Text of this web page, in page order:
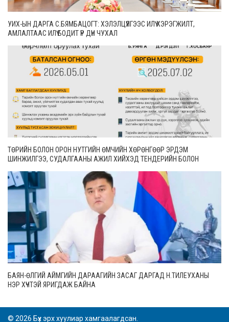
УИХ-ЫН ДАРГА С.БЯМБАЦОГТ: ХЭЛЭЛЦҮҮЛГЭЭС ИЛҮҮ ХЭРЭГЖИЛТ,
АМЛАЛТААС ИЛҮҮ БОДИТ ҮР ДҮН ЧУХАЛ
ТӨРИЙН БОЛОН ОРОН НУТГИЙН ӨМЧИЙН ХӨРӨНГӨӨР ЭРДЭМ
ШИНЖИЛГЭЭ, СУДАЛГААНЫ АЖИЛ ХИЙХЭД ТЕНДЕРИЙН БОЛОН
БАЯН-ӨЛГИЙ АЙМГИЙН ДАРААГИЙН ЗАСАГ ДАРГАД Н.ТИЛЕУХАНЫ
НЭР ХҮЧТЭЙ ЯРИГДАЖ БАЙНА
© 2026 Бүх эрх хуулиар хамгаалагдсан.